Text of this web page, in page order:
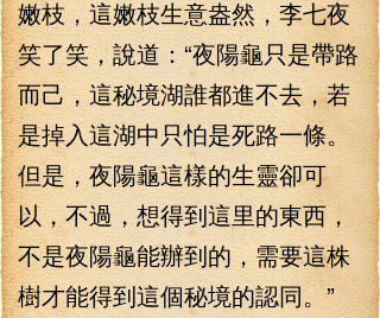
嫩枝，這嫩枝生意盎然，李七夜
笑了笑，說道：“夜陽龜只是帶路
而己，這秘境湖誰都進不去，若
是掉入這湖中只怕是死路一條。
但是，夜陽龜這樣的生靈卻可
以，不過，想得到這里的東西，
不是夜陽龜能辦到的，需要這株
樹才能得到這個秘境的認同。”